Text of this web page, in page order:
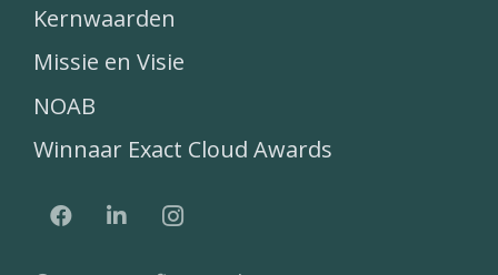
Kernwaarden
Missie en Visie
NOAB
Winnaar Exact Cloud Awards